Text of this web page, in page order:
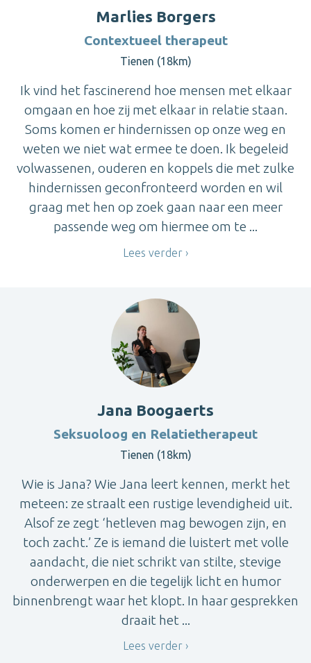
Marlies Borgers
Contextueel therapeut
Tienen (18km)
Ik vind het fascinerend hoe mensen met elkaar
omgaan en hoe zij met elkaar in relatie staan.
Soms komen er hindernissen op onze weg en
weten we niet wat ermee te doen. Ik begeleid
volwassenen, ouderen en koppels die met zulke
hindernissen geconfronteerd worden en wil
graag met hen op zoek gaan naar een meer
passende weg om hiermee om te ...
Lees verder
Jana Boogaerts
Seksuoloog en Relatietherapeut
Tienen (18km)
Wie is Jana? Wie Jana leert kennen, merkt het
meteen: ze straalt een rustige levendigheid uit.
Alsof ze zegt ‘hetleven mag bewogen zijn, en
toch zacht.’ Ze is iemand die luistert met volle
aandacht, die niet schrikt van stilte, stevige
onderwerpen en die tegelijk licht en humor
binnenbrengt waar het klopt. In haar gesprekken
draait het ...
Lees verder